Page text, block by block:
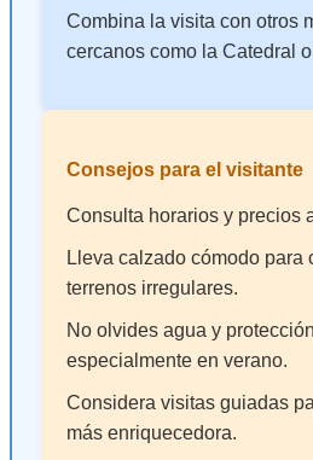
Combina la visita con otros
cercanos como la Catedral
Consejos para el visitante
Consulta horarios y precios
Lleva calzado cómodo para
terrenos irregulares.
No olvides agua y
especialmente en verano.
Considera visitas guiadas
más enriquecedora.